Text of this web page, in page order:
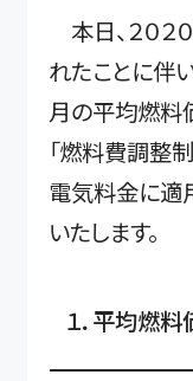
本日、２０
れたことに伴い
月の平均燃料
「燃料費調整
電気料金に適
いたします。
１．平均燃